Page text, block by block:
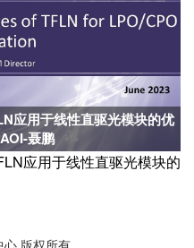
应用于线性直驱光模块的优
聂鹏
应用于线性直驱光模块的
心 版权所有